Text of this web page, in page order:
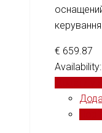
керування.
€ 659.87
Availability: